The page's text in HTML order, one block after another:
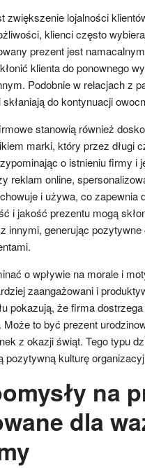
zwiększenie lojalności
klienci często
prezent jest
klienta do ponownego
Podobnie w relacjach z
do kontynuacji
stanowią również
marki, który przez długi
o istnieniu firmy i
reklam online,
i używa, co zapewnia
i jakość prezentu mogą
innymi, generując pozytywne
o wpływie na morale i
zaangażowani i
pokazują, że firma
to być prezent
z okazji świąt. Tego typu
kulturę
na
dla